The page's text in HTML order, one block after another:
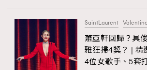
SaintLaurent
蕭亞軒回歸？具
雅狂掃4獎？ | 精
4位女歌手、5套